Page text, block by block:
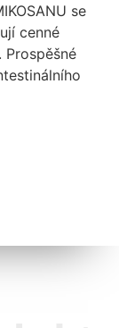
se
cenné
Prospěšné